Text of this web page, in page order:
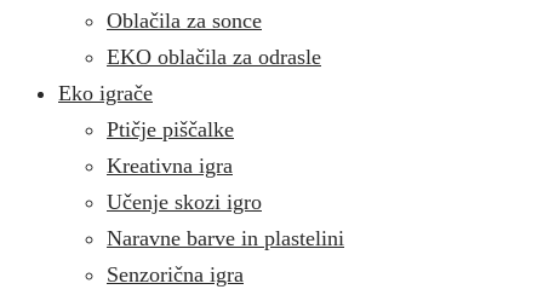
Oblačila za sonce
EKO oblačila za odrasle
Eko igrače
Ptičje piščalke
Kreativna igra
Učenje skozi igro
Naravne barve in plastelini
Senzorična igra